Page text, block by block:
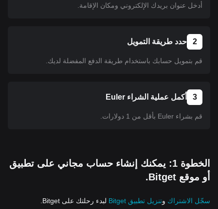
أدخل عنوان بريدك الإلكتروني ومكان الإقامة.
2 حدد طريقة التمويل
قم بتمويل حسابك باستخدام طريقة الدفع المفضلة لديك.
3 أكمل عملية الشراء Euler
قم بشراء Euler بأقل من 1 دولارات.
الخطوة 1: يمكنك إنشاء حساب مجاني على تطبيق
أو موقع Bitget.
سجّل الاشتراك وتنزيل تطبيق Bitget لبدء رحلتك على Bitget.